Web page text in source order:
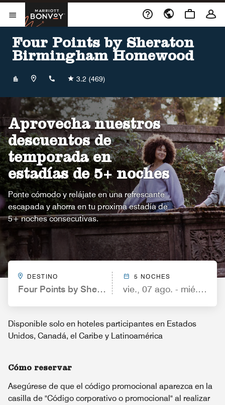
Skip to Content
Abrir el menú
Marriott Bonvoy
Four Points by Sheraton
Birmingham Homewood
+12059426070
3.2 (469)
Aprovecha nuestros
descuentos de
temporada en
estadías de 5+ noches
Ponte cómodo y relájate en una refrescante
escapada y ahorra en tu proxima estadía de
5+ noches consecutivas.
DESTINO
Four Points by Sheraton Birmingham Homewood
5 NOCHES
vie., 07 ago. - mié., 12
Disponible solo en hoteles participantes en Estados
Unidos, Canadá, el Caribe y Latinoamérica
Cómo reservar
Asegúrese de que el código promocional aparezca en la
casilla de "Código corporativo o promocional" al realizar